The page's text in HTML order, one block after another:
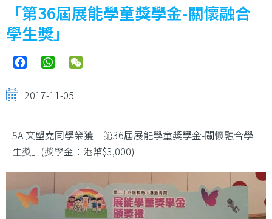
「第36屆展能學童獎學金-關懷融合
學生獎」
FacebookWhatsApp
2017-11-05
5A 文塱堯同學榮獲「第36屆展能學童獎學金-關懷融合學
生獎」(獎學金：港幣$3,000)